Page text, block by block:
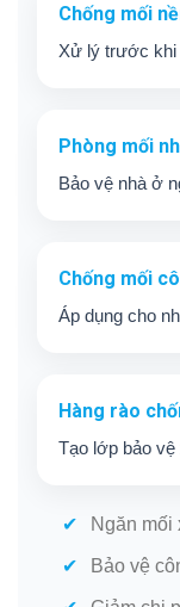
Chống mối
Xử lý trước khi
Phòng mối
Bảo vệ nhà ở
Chống mối
Áp dụng cho
Hàng rào
Tạo lớp bảo vệ
Ngăn mối
Bảo vệ